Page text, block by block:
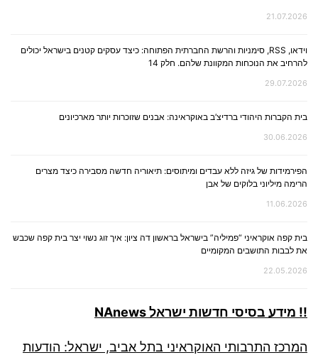
21.07.2026
וידאו, RSS, סימניות והרשת החברתית הפתוחה: כיצד עסקים קטנים בישראל יכולים
להרחיב את הנוכחות המקוונת שלהם. חלק 14
29.07.2026
בית הקברות היהודי ברדיצ’ב באוקראינה: אבנים שזוכרות יותר מארכיונים
30.06.2026
הפירמידות של גיזה ללא עבדים ומיתוסים: תיאוריה חדשה מסבירה כיצד מצרים
הרימה מיליוני בלוקים של אבן
11.06.2026
בית קפה אוקראיני “פמיליה” בישראל בראשון דה ציון: איך זוג נשוי יצר בית קפה שכבש
את לבבות התושבים המקומיים
22.05.2026
!! מידע בסיסי חדשות ישראל NAnews
המרכז התרבותי האוקראיני בתל אביב, ישראל: הודעות